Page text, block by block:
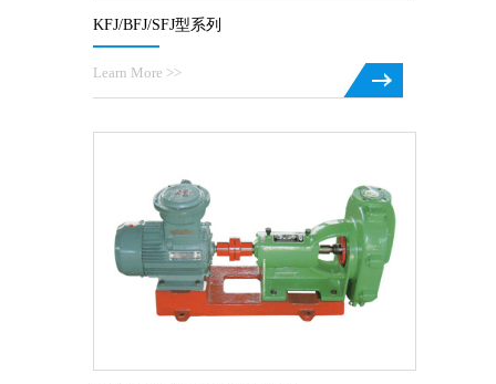
KFJ/BFJ/SFJ型系列
Learn More >>